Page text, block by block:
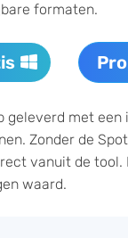
formaten.
geleverd met
Zonder de
vanuit de tool.
waard.